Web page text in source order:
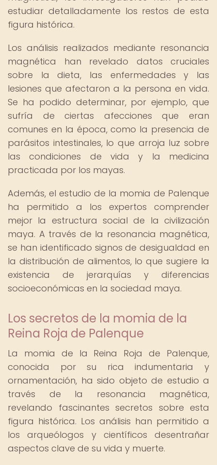
estudiar detalladamente los restos de esta
figura histórica.
Los análisis realizados mediante resonancia
magnética han revelado datos cruciales
sobre la dieta, las enfermedades y las
lesiones que afectaron a la persona en vida.
Se ha podido determinar, por ejemplo, que
sufría de ciertas afecciones que eran
comunes en la época, como la presencia de
parásitos intestinales, lo que arroja luz sobre
las condiciones de vida y la medicina
practicada por los mayas.
Además, el estudio de la momia de Palenque
ha permitido a los expertos comprender
mejor la estructura social de la civilización
maya. A través de la resonancia magnética,
se han identificado signos de desigualdad en
la distribución de alimentos, lo que sugiere la
existencia de jerarquías y diferencias
socioeconómicas en la sociedad maya.
Los secretos de la momia de la
Reina Roja de Palenque
La momia de la Reina Roja de Palenque,
conocida por su rica indumentaria y
ornamentación, ha sido objeto de estudio a
través de la resonancia magnética,
revelando fascinantes secretos sobre esta
figura histórica. Los análisis han permitido a
los arqueólogos y científicos desentrañar
aspectos clave de su vida y muerte.